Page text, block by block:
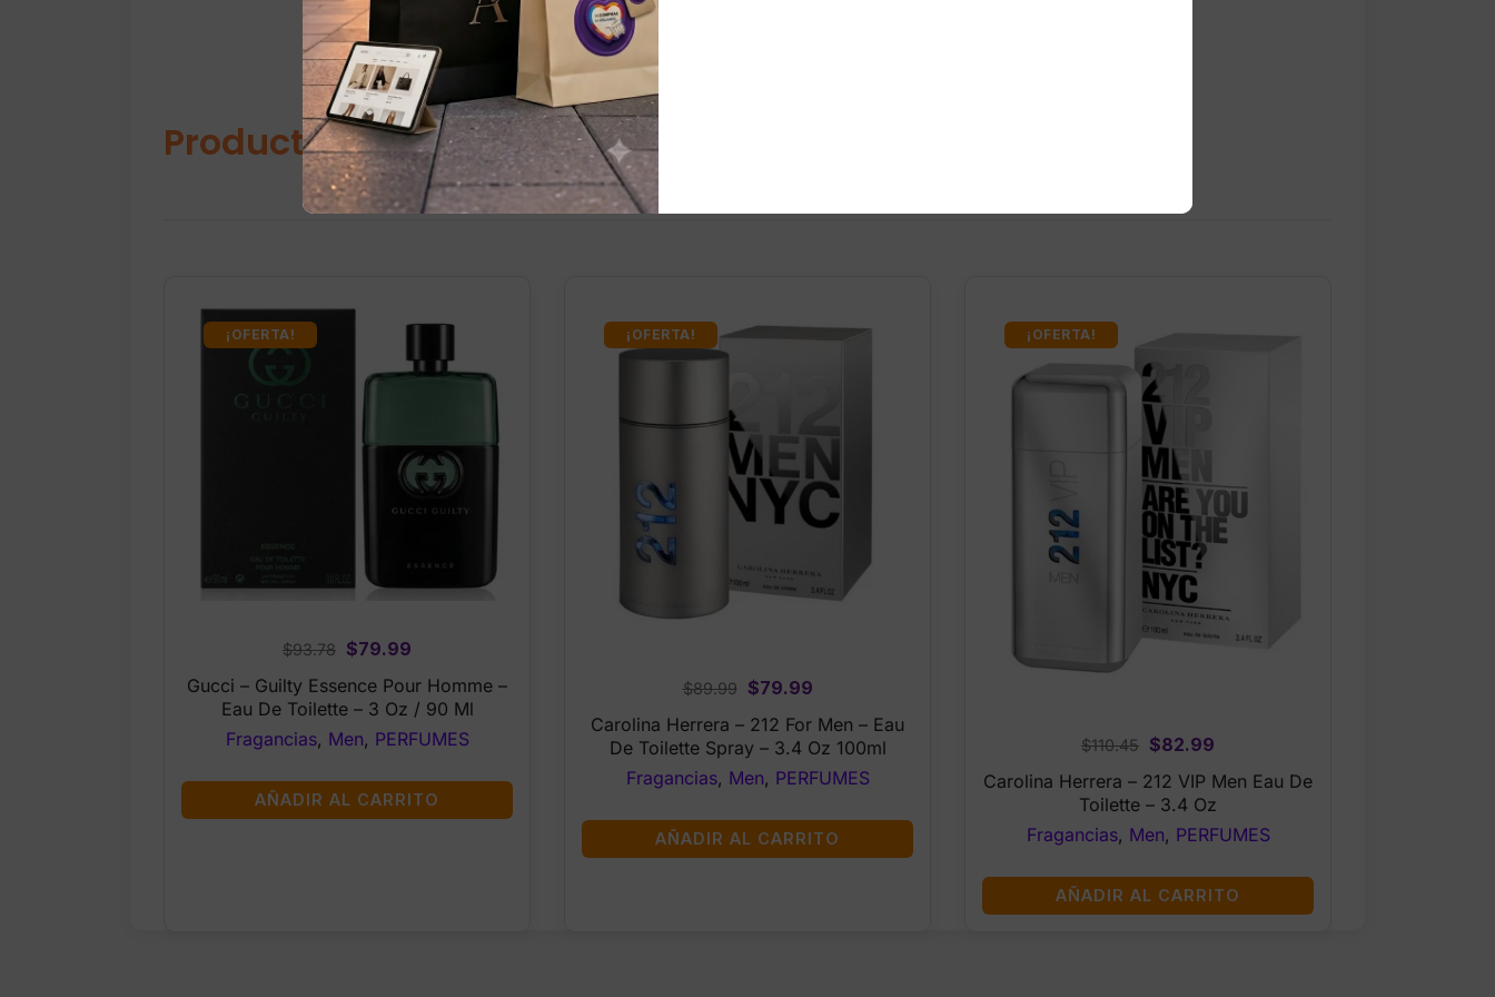
Productos relacionados
¡OFERTA!
$93.78 Original
price
was:
$93.78.
$79.99
price
is:
$79.99.
Gucci – Guilty Essence Pour Homme –
Eau De Toilette – 3 Oz / 90 Ml
Fragancias, Men, PERFUMES
AÑADIR AL CARRITO
¡OFERTA!
$89.99
Original
price
was:
$89.99.
$79.99Current
price
is:
$79.99.
Carolina Herrera – 212 For Men – Eau
De Toilette Spray – 3.4 Oz 100ml
Fragancias, Men, PERFUMES
AÑADIR AL CARRITO
¡OFERTA!
$110.45 Original
price
was:
$110.45.
$82.99
price
is:
$82.99.
Carolina Herrera – 212 VIP Men Eau De
Toilette – 3.4 Oz
Fragancias, Men, PERFUMES
AÑADIR AL CARRITO